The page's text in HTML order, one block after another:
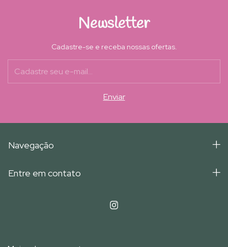
Newsletter
Cadastre-se e receba nossas ofertas.
Navegação
Entre em contato